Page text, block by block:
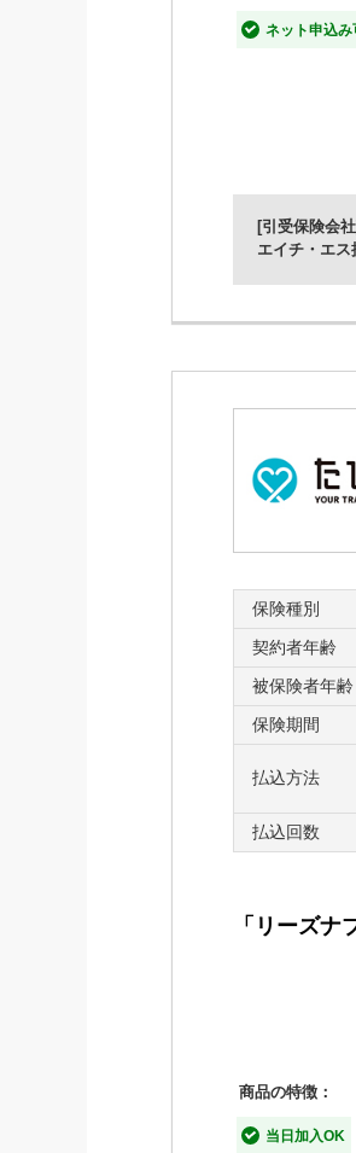
しっかり備え
【特長2】
【特長3】
※保険料は、10歳
【特長５
ネット申込み
[引受保険会
エイチ・エ
保険種別
契約者年齢
被保険者年齢
保険期間
払込方法
払込回数
「リーズ
【特長1】
商品の特徴：
当日加入OK